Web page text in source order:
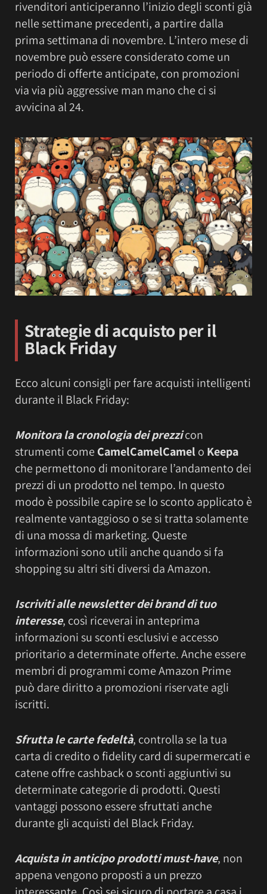
rivenditori anticiperanno l’inizio degli sconti già
nelle settimane precedenti, a partire dalla
prima settimana di novembre. L’intero mese di
novembre può essere considerato come un
periodo di offerte anticipate, con promozioni
via via più aggressive man mano che ci si
avvicina al 24.
Strategie di acquisto per il
Black Friday
Ecco alcuni consigli per fare acquisti intelligenti
durante il Black Friday:
Monitora la cronologia dei prezzicon
strumenti come CamelCamelCamelo Keepa
che permettono di monitorare l’andamento dei
prezzi di un prodotto nel tempo. In questo
modo è possibile capire se lo sconto applicato è
realmente vantaggioso o se si tratta solamente
di una mossa di marketing. Queste
informazioni sono utili anche quando si fa
shopping su altri siti diversi da Amazon.
Iscriviti alle newsletter dei brand di tuo
interesse, così riceverai in anteprima
informazioni su sconti esclusivi e accesso
prioritario a determinate offerte. Anche essere
membri di programmi come Amazon Prime
può dare diritto a promozioni riservate agli
iscritti.
Sfrutta le carte fedeltà, controlla se la tua
carta di credito o fidelity card di supermercati e
catene offre cashback o sconti aggiuntivi su
determinate categorie di prodotti. Questi
vantaggi possono essere sfruttati anche
durante gli acquisti del Black Friday.
Acquista in anticipo prodotti must-have, non
appena vengono proposti a un prezzo